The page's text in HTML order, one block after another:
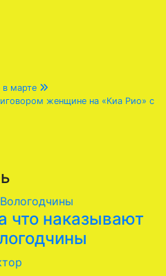
марте
женщине на «Киа Рио» с
что наказывают